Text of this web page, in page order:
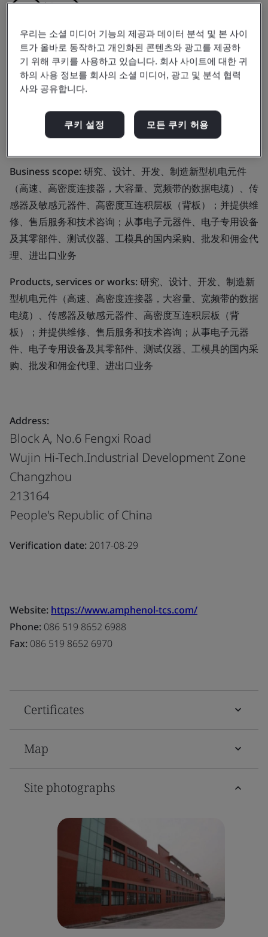
Amphenol (Changzhou)
Advanced Connector Co.,
Ltd.
Business scope:研究、设计、开发、制造新型机电元件
（高速、高密度连接器，大容量、宽频带的数据电缆）、传
感器及敏感元器件、高密度互连积层板（背板）；并提供维
修、售后服务和技术咨询；从事电子元器件、电子专用设备
及其零部件、测试仪器、工模具的国内采购、批发和佣金代
理、进出口业务
Products, services or works:研究、设计、开发、制造新
型机电元件（高速、高密度连接器，大容量、宽频带的数据
电缆）、传感器及敏感元器件、高密度互连积层板（背
板）；并提供维修、售后服务和技术咨询；从事电子元器
件、电子专用设备及其零部件、测试仪器、工模具的国内采
购、批发和佣金代理、进出口业务
Address:
Block A, No.6 Fengxi Road
Wujin Hi-Tech.Industrial Development Zone
Changzhou
213164
People's Republic of China
Verification date: 2017-08-29
Website: https://www.amphenol-tcs.com/
Phone: 086 519 8652 6988
Fax: 086 519 8652 6970
Certificates
Map
Site photographs
우리는 소셜 미디어 기능의 제공과 데이터 분석 및 본 사이
트가 올바로 동작하고 개인화된 콘텐츠와 광고를 제공하
기 위해 쿠키를 사용하고 있습니다. 회사 사이트에 대한 귀
하의 사용 정보를 회사의 소셜 미디어, 광고 및 분석 협력
사와 공유합니다.
쿠키 설정 모든 쿠키 허용